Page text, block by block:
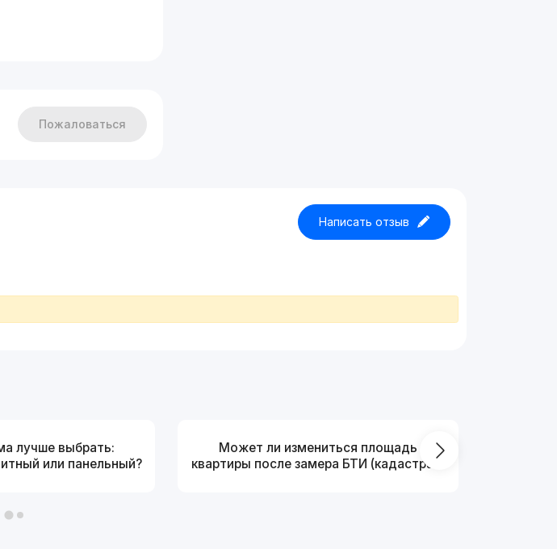
Пожаловаться
Написать отзыв
лучше выбрать:
или панельный?
Может ли измениться площадь
квартиры после замера БТИ (кадастра)?